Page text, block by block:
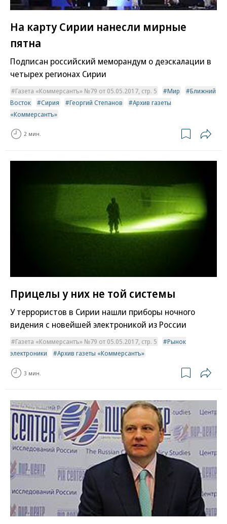
На карту Сирии нанесли мирные
пятна
Подписан российский меморандум о деэскалации в
четырех регионах Сирии
Газета «Коммерсантъ» №79 от 05.05.2017, стр. 5 Мир
Ближний
Восток
Сирия Георгий Степанов
Архив газеты
«Коммерсантъ»
2 мин.
Прицелы у них не той системы
У террористов в Сирии нашли приборы ночного
видения с новейшей электроникой из России
Газета «Коммерсантъ» №79 от 05.05.2017, стр. 5
Рынок
электроники
Архив газеты «Коммерсантъ»
3 мин.